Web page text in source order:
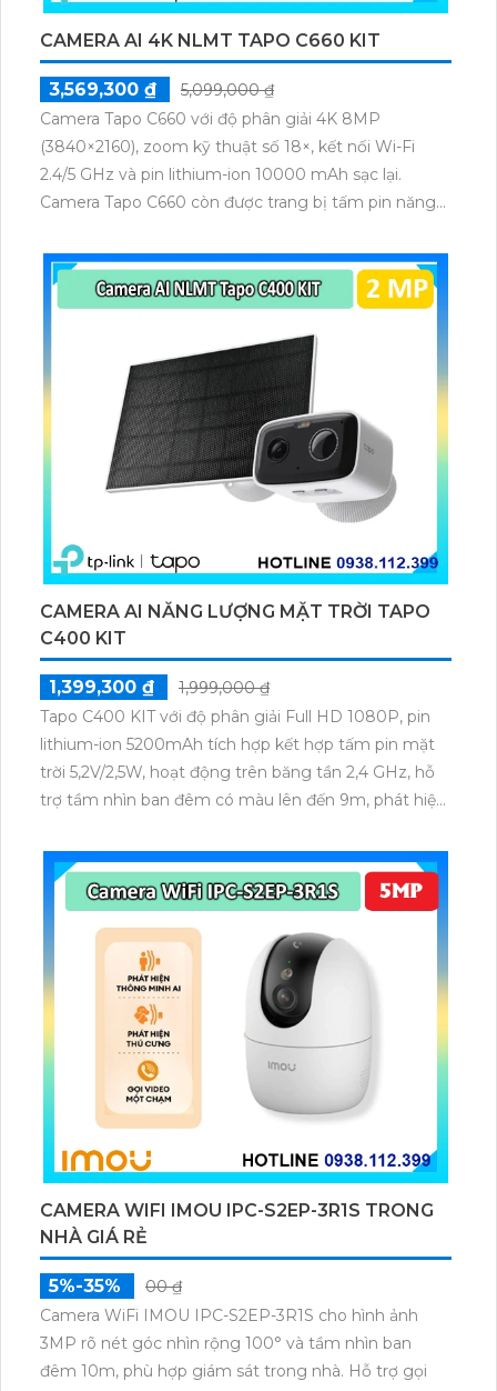
CAMERA AI 4K NLMT TAPO C660 KIT
3,569,300 ₫
5,099,000 ₫
Camera Tapo C660 với độ phân giải 4K 8MP
(3840×2160), zoom kỹ thuật số 18×, kết nối Wi-Fi
2.4/5 GHz và pin lithium-ion 10000 mAh sạc lại.
Camera Tapo C660 còn được trang bị tấm pin năng
thú cưng, phương tiện, lưu trữ thẻ microSD tối đa 512
GB.
CAMERA AI NĂNG LƯỢNG MẶT TRỜI TAPO
C400 KIT
1,399,300 ₫
1,999,000 ₫
Tapo C400 KIT với độ phân giải Full HD 1080P, pin
lithium-ion 5200mAh tích hợp kết hợp tấm pin mặt
trời 5,2V/2,5W, hoạt động trên băng tần 2,4 GHz, hỗ
trợ tầm nhìn ban đêm có màu lên đến 9m, phát hiện
dữ liệu qua thẻ microSD lên đến 512GB.
CAMERA WIFI IMOU IPC-S2EP-3R1S TRONG
NHÀ GIÁ RẺ
5%-35%
00 ₫
Camera WiFi IMOU IPC-S2EP-3R1S cho hình ảnh
3MP rõ nét góc nhìn rộng 100° và tầm nhìn ban
đêm 10m, phù hợp giám sát trong nhà. Hỗ trợ gọi